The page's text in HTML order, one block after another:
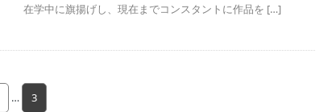
在学中に旗揚げし、現在までコンスタントに作品を […]
… 3